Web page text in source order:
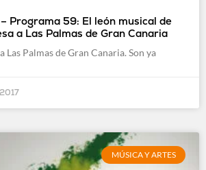
Programa 59: El león musical de
a Las Palmas de Gran Canaria
Las Palmas de Gran Canaria. Son ya
MÚSICA Y ARTES